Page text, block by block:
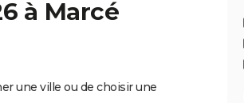
à Marcé
une ville ou de choisir une